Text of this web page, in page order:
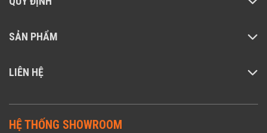
SẢN PHẨM
LIÊN HỆ
HỆ THỐNG SHOWROOM